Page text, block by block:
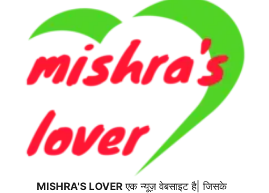
MISHRA'S LOVER एक न्यूज़ वेबसाइट है| जिसके